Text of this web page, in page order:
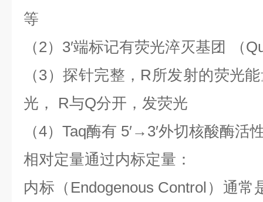
等
（2） 3′端标记有荧光淬灭基团 （
（3）探针完整， R所发射的荧光
光，
R与Q分开，发荧光
（4） Taq酶有 5′→3′外切核酸酶活
相对定量通过内标定量：
内标（ Endogenous Control ）通常